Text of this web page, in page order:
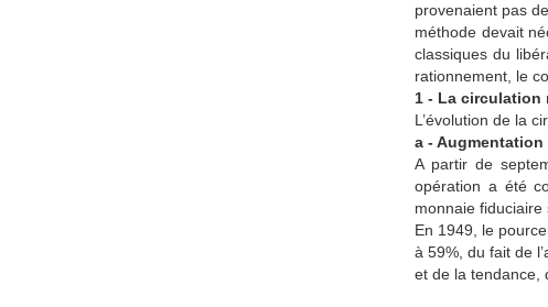
provenaient pas
méthode devait
classiques du
rationnement, le
1 - La circulation
L’évolution de la
a -
A partir de
opération a été
monnaie fiduciaire
En 1949, le
à 59%, du fait de
et de la tendance,